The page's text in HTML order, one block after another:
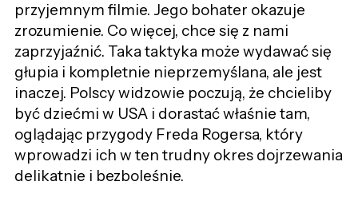
przyjemnym filmie. Jego bohater okazuje
zrozumienie. Co więcej, chce się z nami
zaprzyjaźnić. Taka taktyka może wydawać się
głupia i kompletnie nieprzemyślana, ale jest
inaczej. Polscy widzowie poczują, że chcieliby
być dziećmi w USA i dorastać właśnie tam,
oglądając przygody Freda Rogersa, który
wprowadzi ich w ten trudny okres dojrzewania
delikatnie i bezboleśnie.